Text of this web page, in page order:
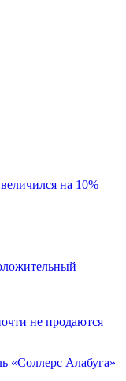
на 10%
не продаются
«Соллерс Алабуга»